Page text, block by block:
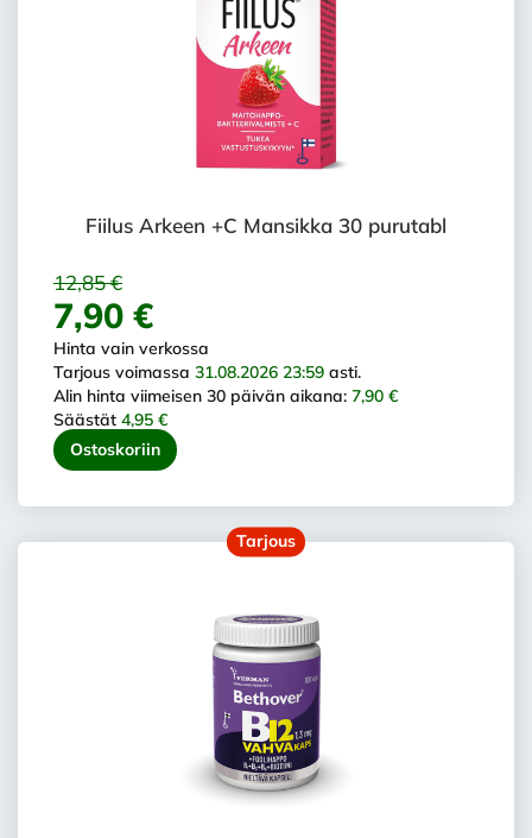
Fiilus Arkeen +C Mansikka 30 purutabl
12,85 €
7,90 €
Hinta vain verkossa
Tarjous voimassa 31.08.2026 23:59 asti.
Alin hinta viimeisen 30 päivän aikana: 7,90 €
Säästät 4,95 €
Ostoskoriin
Tarjous